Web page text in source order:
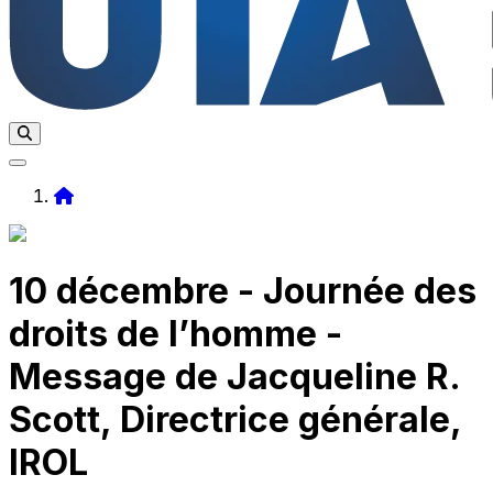
10 décembre - Journée des
droits de l’homme -
Message de Jacqueline R.
Scott, Directrice générale,
IROL